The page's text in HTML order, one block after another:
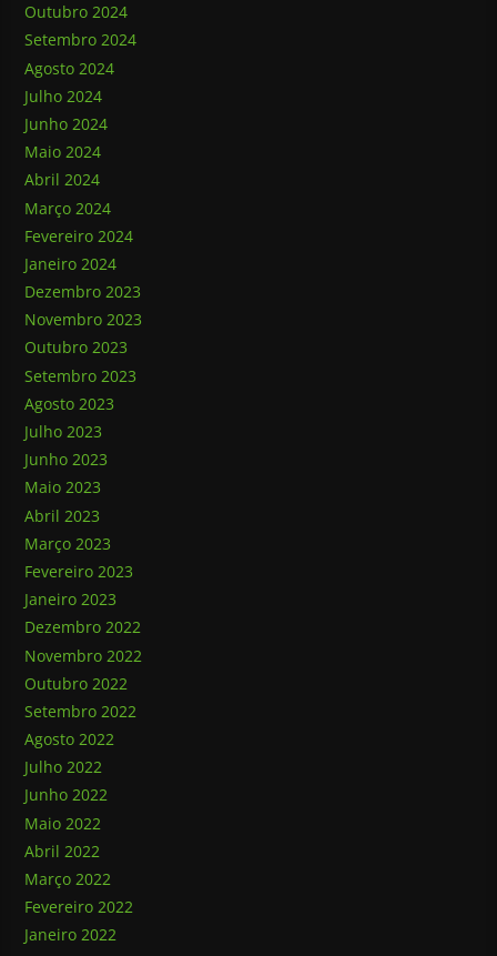
Outubro 2024
Setembro 2024
Agosto 2024
Julho 2024
Junho 2024
Maio 2024
Abril 2024
Março 2024
Fevereiro 2024
Janeiro 2024
Dezembro 2023
Novembro 2023
Outubro 2023
Setembro 2023
Agosto 2023
Julho 2023
Junho 2023
Maio 2023
Abril 2023
Março 2023
Fevereiro 2023
Janeiro 2023
Dezembro 2022
Novembro 2022
Outubro 2022
Setembro 2022
Agosto 2022
Julho 2022
Junho 2022
Maio 2022
Abril 2022
Março 2022
Fevereiro 2022
Janeiro 2022